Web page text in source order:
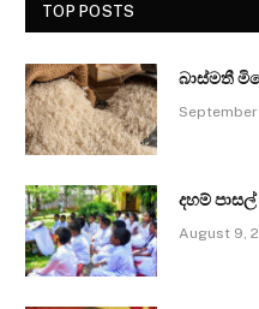
TOP POSTS
බාස්මතී
දහම්
August 9,